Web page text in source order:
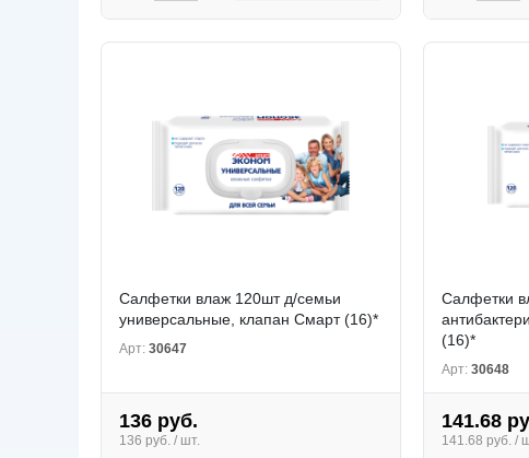
Салфетки влаж 120шт д/семьи
универсальные, клапан Смарт (16)*
Арт: 30647
136 руб.
136 руб. / шт.
Салфетки
(16)*
Арт: 30648
141.68
141.68 руб. /